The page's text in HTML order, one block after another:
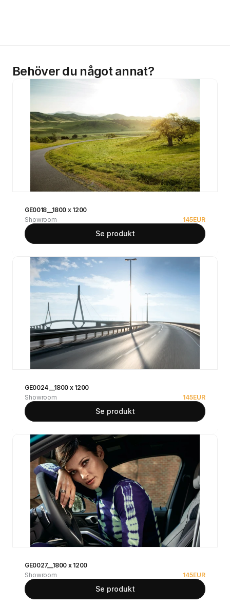
Behöver du något annat?
GE0018__1800 x 1200
Showroom
145EUR
Se produkt
GE0024__1800 x 1200
Showroom
145EUR
Se produkt
GE0027__1800 x 1200
Showroom
145EUR
Se produkt